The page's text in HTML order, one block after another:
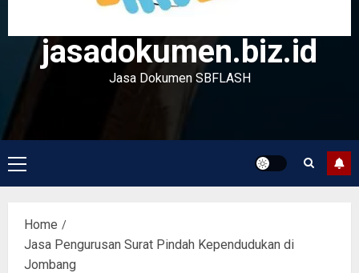
jasadokumen.biz.id
Jasa Dokumen SBFLASH
Primary
Menu
Home
Jasa Pengurusan Surat Pindah Kependudukan di
Jombang